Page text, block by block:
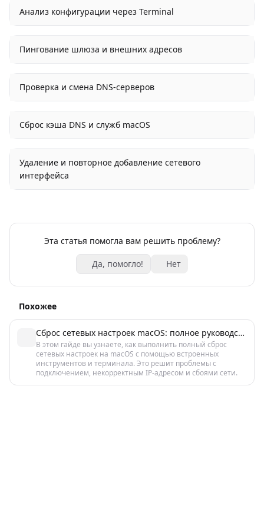
Анализ конфигурации через Terminal
Пингование шлюза и внешних адресов
Проверка и смена DNS-серверов
Сброс кэша DNS и служб macOS
Удаление и повторное добавление сетевого
интерфейса
Эта статья помогла вам решить проблему?
Да, помогло! Нет
Похожее
Сброс сетевых настроек macOS: полное руководство по исправлению
В этом гайде вы узнаете, как выполнить полный сброс
сетевых настроек на macOS с помощью встроенных
инструментов и терминала. Это решит проблемы с
подключением, некорректным IP-адресом и сбоями сети.